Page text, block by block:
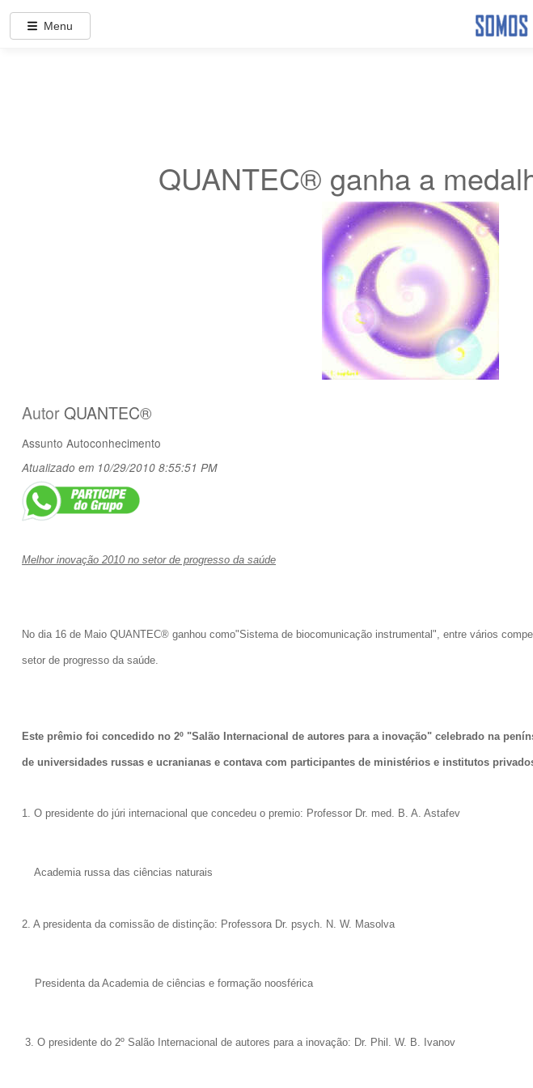
QUANTEC® ganha a
AutorQUANTEC®
Assunto Autoconhecimento
Atualizado em 10/29/2010 8:55:51 PM
Melhor inovação 2010 no setor de progresso da saúde
No dia 16 de Maio QUANTEC® ganhou como"Sistema de biocomunicação instrumental", entre vários
setor de progresso da saúde.
Este prêmio foi concedido no 2º "Salão Internacional de autores para a inovação" celebrado na
de universidades russas e ucranianas e contava com participantes de ministérios e institutos
1. O presidente do júri internacional que concedeu o premio: Professor Dr. med. B. A. Astafev
Academia russa das ciências naturais
2. A presidenta da comissão de distinção: Professora Dr. psych. N. W. Masolva
Presidenta da Academia de ciências e formação noosférica
3. O presidente do 2º Salão Internacional de autores para a inovação: Dr. Phil. W. B. Ivanov
Menu